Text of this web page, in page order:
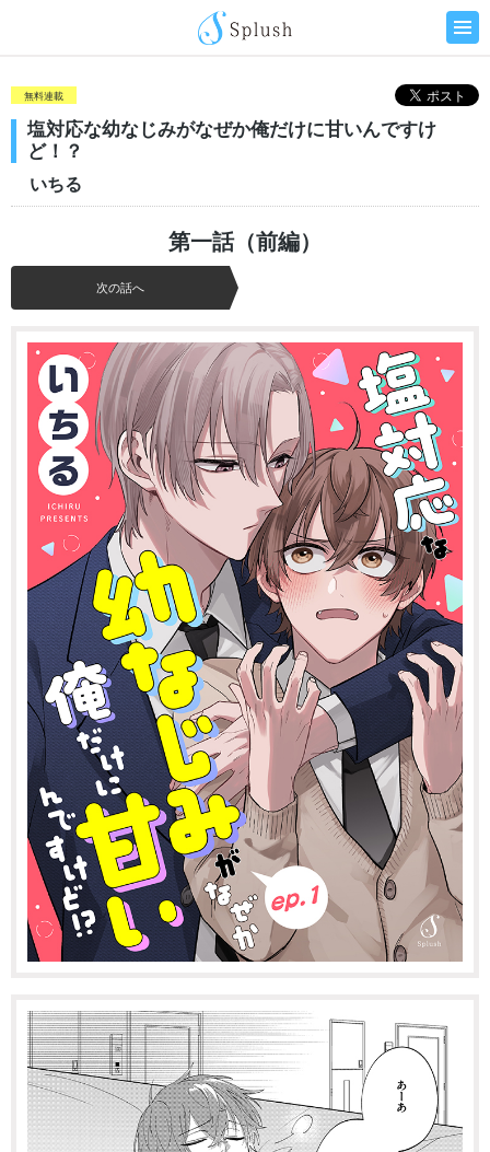
無料連載
塩対応な幼なじみがなぜか俺だけに甘いんですけ
ど！？
いちる
第一話（前編）
次の話へ